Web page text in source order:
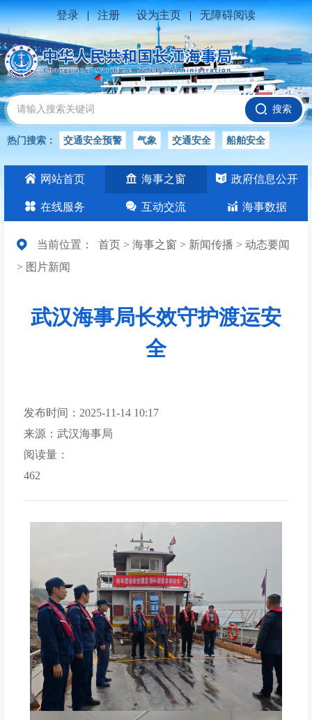
登录 | 注册 设为主页 | 无障碍阅读
搜索
热门搜索： 交通安全预警 气象 交通安全 船舶安全
水位公告 安全 交通 交通安全知识 长江
网站首页 海事之窗 政府信息公开
在线服务 互动交流 海事数据
当前位置： 首页 > 海事之窗 > 新闻传播 > 动态要闻
> 图片新闻
武汉海事局长效守护渡运安
全
发布时间：2025-11-14 10:17
来源：武汉海事局
阅读量：
462